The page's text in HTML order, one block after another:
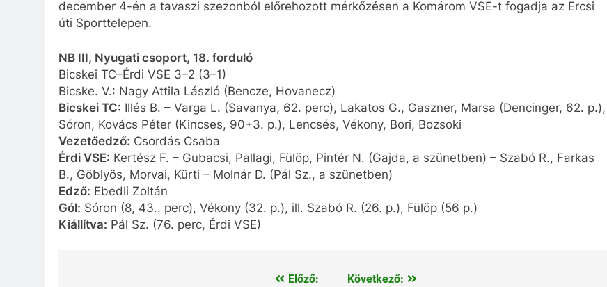
december 4-én a tavaszi szezonból előrehozott mérkőzésen a Komárom VSE-t fogadja az Ercsi
úti Sporttelepen.
NB III, Nyugati csoport, 18. forduló
Bicskei TC–Érdi VSE 3–2 (3–1)
Bicske. V.: Nagy Attila László (Bencze, Hovanecz)
Bicskei TC: Illés B. – Varga L. (Savanya, 62. perc), Lakatos G., Gaszner, Marsa (Dencinger, 62. p.),
Sóron, Kovács Péter (Kincses, 90+3. p.), Lencsés, Vékony, Bori, Bozsoki
Vezetőedző: Csordás Csaba
Érdi VSE: Kertész F. – Gubacsi, Pallagi, Fülöp, Pintér N. (Gajda, a szünetben) – Szabó R., Farkas
B., Göblyös, Morvai, Kürti – Molnár D. (Pál Sz., a szünetben)
Edző: Ebedli Zoltán
Gól: Sóron (8, 43.. perc), Vékony (32. p.), ill. Szabó R. (26. p.), Fülöp (56 p.)
Kiállítva: Pál Sz. (76. perc, Érdi VSE)
Előző:
Következő: